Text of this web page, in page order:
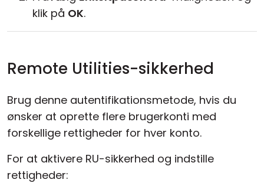
klik på OK.
Remote Utilities-sikkerhed
Brug denne autentifikationsmetode, hvis du
ønsker at oprette flere brugerkonti med
forskellige rettigheder for hver konto.
For at aktivere RU-sikkerhed og indstille
rettigheder: